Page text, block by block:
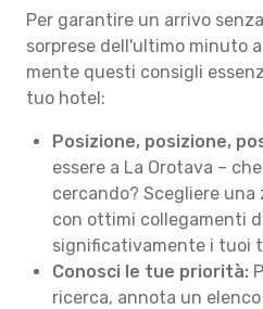
Per garantire un arrivo
sorprese dell'ultimo minuto
mente questi consigli
tuo hotel:
Posizione, posizione,
essere a La Orotava –
cercando? Scegliere
con ottimi collegamenti
significativamente i tuoi
Conosci le tue priorità:
ricerca, annota un